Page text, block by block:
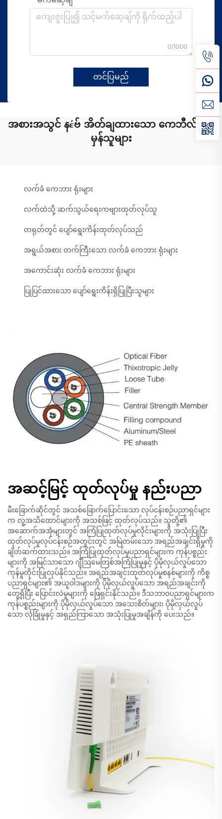
0/1000
တင်ပြမည်
အစားအသွင် နέဗ် အိတ်ချထားသော ကေဘီလ် ရုပ်
မှန်သူများ
လက်ခံ ကေဘား ရုံးများ
လက်ထဲသို့ ဆက်သွယ်ရေးကဗျားထုတ်လုပ်သူ
တရုတ်တွင် ပျော်ရွေးကိန်းထုတ်လုပ်သည်
အရွယ်အစား တက်ကြီးသော လက်ခံ ကေဘား ရုံးများ
အကောင်းဆုံး လက်ခံ ကေဘား ရုံးများ
ပြုပြင်ထားသော ပျော်ရွေးကိန်းရှိပြုပြီးသူများ
အဆင့်မြင့် ထုတ်လုပ်မှု နည်းပညာ
မီးခြောက်ဆိုင်တွင် အသစ်ခြောက်ပြောင်းသော လုပ်ငန်းစဉ်ပညာရှင်များ
က လူ့အသိထောင်များကို အသစ်ဖြင့် ထုတ်လုပ်သည်။ သူတို့၏
အဆောက်အအုံများတွင် အကြံပြုထုတ်လုပ်မှုလိုင်းများကို အသုံးပြုပြီး
ထုတ်လုပ်မှုလုပ်ငန်းစဉ်အတွင်းတွင် အမြဲတမ်းသော အရည်အချင်းရှိမှုကို
ချိတ်ဆက်ထားသည်။ အကြံပြုထုတ်လုပ်မှုပညာရှင်များက ကုန်ပစ္စည်း
များကို အမြင်သာသော ဂျီဩမေတြစ်အကြံပြုမှုနှင့် ပိုမိုလှယ်လှုပ်သော
ကုန်မှုတိုင်းပြုလုပ်နိုင်သည်။ အရည်အချင်းထုတ်လုပ်မှုစနစ်များကို ကိစ္စ
ပညာရှင်များ၏ အယူဝါဒများကို ပိုမိုလှယ်လှုပ်သော အရည်အချင်းကို
တွေ့ရှိပြီး ပြောင်းလဲမှုများကို ဖြေရှင်းနိုင်သည်။ ဒီသဘာဝပညာရှင်များက
ကုန်ပစ္စည်းများကို ပိုမိုလှယ်လှုပ်သော အသေးစိတ်များ၊ ပိုမိုလှယ်လှုပ်
သော လုံခြုံမှုနှင့် အရှည်ကြာသော အသုံးပြုမှုအချိန်ကို ပေးသည်။